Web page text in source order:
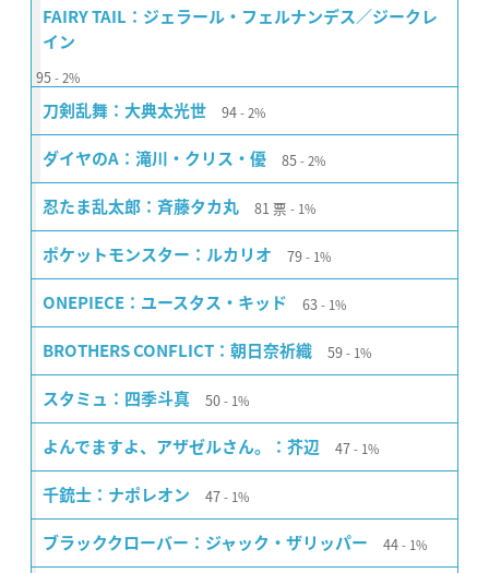
FAIRY TAIL：ジェラール・フェルナンデス／ジークレ
イン
95 2%
刀剣乱舞：大典太光世 94 2%
ダイヤのA：滝川・クリス・優 85 2%
忍たま乱太郎：斉藤タカ丸 81 票 1%
ポケットモンスター：ルカリオ 79 1%
ONEPIECE：ユースタス・キッド 63 1%
BROTHERS CONFLICT：朝日奈祈織 59 1%
スタミュ：四季斗真 50 1%
よんでますよ、アザゼルさん。：芥辺 47 1%
千銃士：ナポレオン 47 1%
ブラッククローバー：ジャック・ザリッパー 44 1%